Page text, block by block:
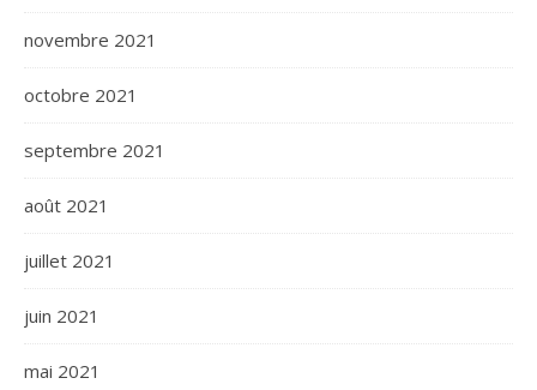
novembre 2021
octobre 2021
septembre 2021
août 2021
juillet 2021
juin 2021
mai 2021